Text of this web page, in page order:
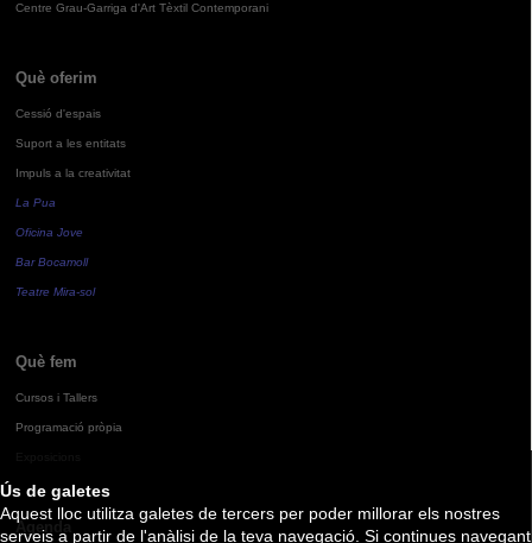
Ús de galetes
Aquest lloc utilitza galetes de tercers per poder millorar els nostres
serveis a partir de l'anàlisi de la teva navegació. Si continues navegant
Centre Grau-Garriga d'Art Tèxtil Contemporani
Què oferim
Cessió d'espais
Suport a les entitats
Impuls a la creativitat
La Pua
Oficina Jove
Bar Bocamoll
Teatre Mira-sol
Què fem
Cursos i Tallers
Programació pròpia
Agenda